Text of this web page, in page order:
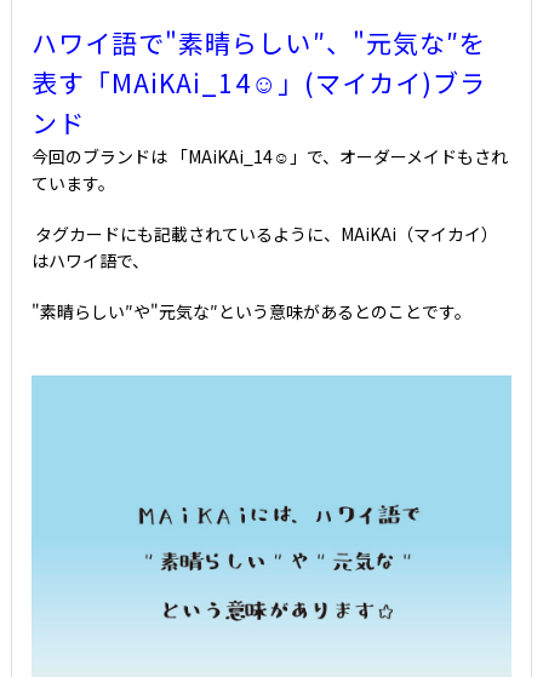
ハワイ語で"素晴らしい″、"元気な″を
表す「MAiKAi_14☺」(マイカイ)ブラ
ンド
今回のブランドは「MAiKAi_14☺」で、オーダーメイドもされ
ています。
タグカードにも記載されているように、MAiKAi（マイカイ）
はハワイ語で、
"素晴らしい″や"元気な″という意味があるとのことです。